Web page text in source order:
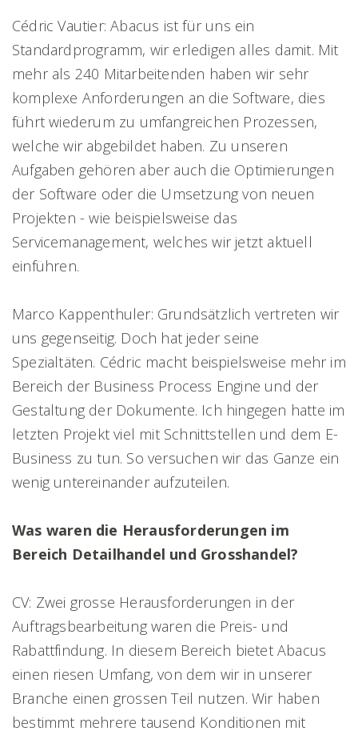
Cédric Vautier: Abacus ist für uns ein
Standardprogramm, wir erledigen alles damit. Mit
mehr als 240 Mitarbeitenden haben wir sehr
komplexe Anforderungen an die Software, dies
führt wiederum zu umfangreichen Prozessen,
welche wir abgebildet haben. Zu unseren
Aufgaben gehören aber auch die Optimierungen
der Software oder die Umsetzung von neuen
Projekten - wie beispielsweise das
Servicemanagement, welches wir jetzt aktuell
einführen.
Marco Kappenthuler: Grundsätzlich vertreten wir
uns gegenseitig. Doch hat jeder seine
Spezialtäten. Cédric macht beispielsweise mehr im
Bereich der Business Process Engine und der
Gestaltung der Dokumente. Ich hingegen hatte im
letzten Projekt viel mit Schnittstellen und dem E-
Business zu tun. So versuchen wir das Ganze ein
wenig untereinander aufzuteilen.
Was waren die Herausforderungen im
Bereich Detailhandel und Grosshandel?
CV: Zwei grosse Herausforderungen in der
Auftragsbearbeitung waren die Preis- und
Rabattfindung. In diesem Bereich bietet Abacus
einen riesen Umfang, von dem wir in unserer
Branche einen grossen Teil nutzen. Wir haben
bestimmt mehrere tausend Konditionen mit